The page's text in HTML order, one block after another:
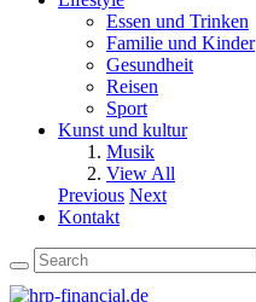
Essen und Trinken
Familie und Kinder
Gesundheit
Reisen
Sport
Kunst und kultur
Musik
View All
Previous Next
Kontakt